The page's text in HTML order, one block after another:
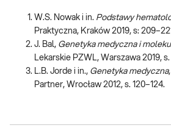
W.S. Nowak i in. Podstawy
Praktyczna, Kraków 2019, s:
J. Bal, Genetyka medyczna i
Lekarskie PZWL, Warszawa 2019,
L.B. Jorde i in., Genetyka medyczna
Partner, Wrocław 2012, s. 120–124.